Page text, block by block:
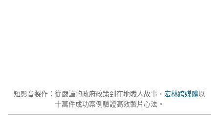
短影音製作：從嚴謹的政府政策到在地職人故事， 宏林跨媒體以
十萬件成功案例驗證高效製片心法。